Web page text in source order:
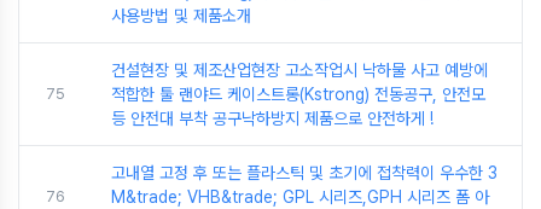
사용방법 및 제품소개
75
건설현장 및 제조산업현장 고소작업시 낙하물 사고 예방에
적합한 툴 랜야드 케이스트롱(Kstrong) 전동공구, 안전모
등 안전대 부착 공구낙하방지 제품으로 안전하게 !
76
고내열 고정 후 또는 플라스틱 및 초기에 접착력이 우수한 3
M&trade; VHB&trade; GPL 시리즈,GPH 시리즈 폼 아